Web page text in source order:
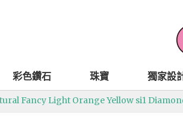
彩色鑽石 珠寶 獨家設
Fancy Light Orange Yellow si1